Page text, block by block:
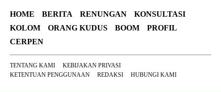
HOME BERITA RENUNGAN
KONSULTASI
KOLOM
ORANG KUDUS BOOM
PROFIL
CERPEN
TENTANG KAMI
KEBIJAKAN PRIVASI
KETENTUAN PENGGUNAAN
REDAKSI HUBUNGI KAMI